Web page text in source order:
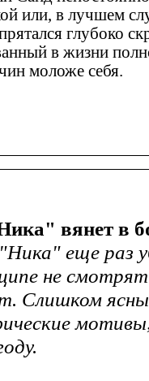
или, в лучшем
глубоко
в жизни
моложе себя.
вянет в
еще раз
не
Слишком ясны